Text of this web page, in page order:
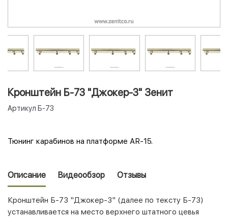
Кронштейн Б-73 "Джокер-3" Зенит
Артикул Б-73
Тюнинг карабинов на платформе AR-15.
Описание Видеообзор Отзывы
Кронштейн Б-73 "Джокер-3" (далее по тексту Б-73)
устанавливается на место верхнего штатного цевья